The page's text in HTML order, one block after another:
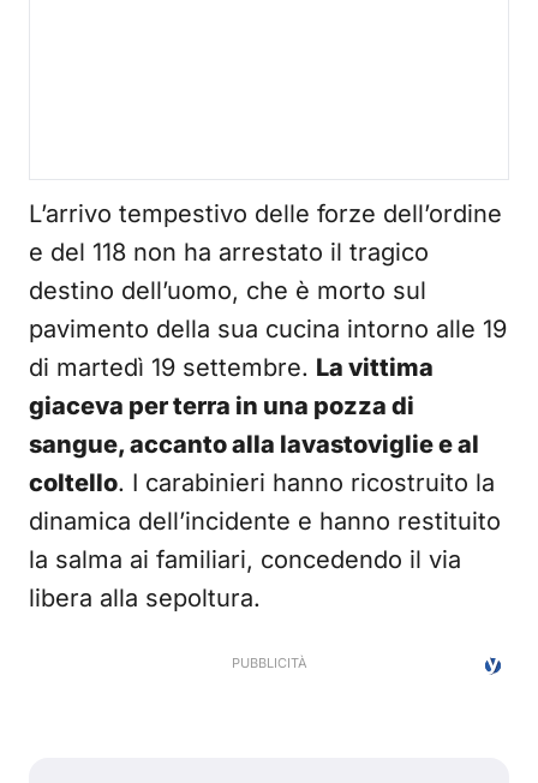
L’arrivo tempestivo delle forze dell’ordine
e del 118 non ha arrestato il tragico
destino dell’uomo, che è morto sul
pavimento della sua cucina intorno alle 19
di martedì 19 settembre. La vittima
giaceva per terra in una pozza di
sangue, accanto alla lavastoviglie e al
coltello. I carabinieri hanno ricostruito la
dinamica dell’incidente e hanno restituito
la salma ai familiari, concedendo il via
libera alla sepoltura.